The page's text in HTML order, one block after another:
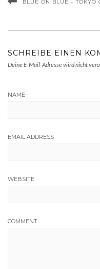
BLUE ON BLUE – TOKYO
SCHREIBE EINEN
Deine E-Mail-Adresse wird nicht
NAME
EMAIL ADDRESS
WEBSITE
COMMENT